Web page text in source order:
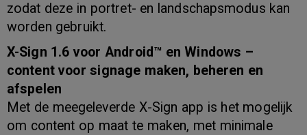
zodat deze in portret- en landschapsmodus kan
worden gebruikt.
X-Sign 1.6 voor Android™ en Windows –
content voor signage maken, beheren en
afspelen
Met de meegeleverde X-Sign app is het mogelijk
om content op maat te maken, met minimale